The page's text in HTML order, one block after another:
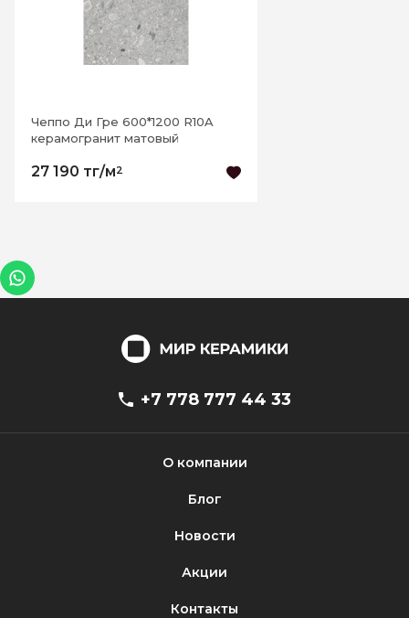
Чеппо Ди Гре 600*1200 R10A
керамогранит матовый
27 190 тг/м2
+7 778 777 44 33
О компании
Блог
Новости
Акции
Контакты